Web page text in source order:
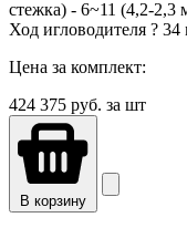
стежка) - 6~11 (4,2-
Ход игловодителя ?
Цена за комплект:
424 375 руб. за шт
В корзину